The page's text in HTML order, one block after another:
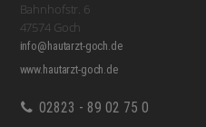
Bahnhofstr. 6
47574 Goch
info@hautarzt-goch.de
www.hautarzt-goch.de
02823 - 89 02 75 0